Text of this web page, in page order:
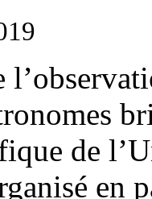
de
en